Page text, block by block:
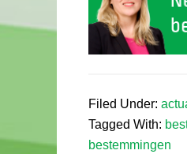
Filed Under:
Tagged With:
bestemmingen